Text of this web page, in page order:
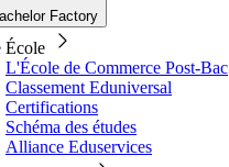
Factory
École
L'École de Commerce Post-Bac
Classement Eduniversal
Certifications
Schéma des études
Alliance Eduservices